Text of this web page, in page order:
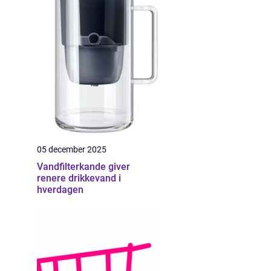
05 december 2025
Vandfilterkande giver
renere drikkevand i
hverdagen